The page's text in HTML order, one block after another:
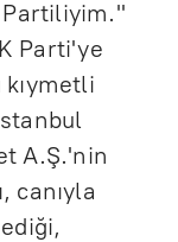
Partiliyim."
Parti'ye
kıymetli
A.Ş.'nin
canıyla